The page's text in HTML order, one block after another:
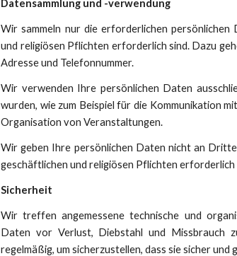
Datensammlung und -verwendung
Wir sammeln nur die erforderlichen
und religiösen Pflichten erforderlich sind. Dazu
Adresse und Telefonnummer.
Wir verwenden Ihre persönlichen Daten
wurden, wie zum Beispiel für die Kommunikation
Organisation von Veranstaltungen.
Wir geben Ihre persönlichen Daten nicht an
geschäftlichen und religiösen Pflichten
Sicherheit
Wir treffen angemessene technische und
Daten vor Verlust, Diebstahl und Missbrauch
regelmäßig, um sicherzustellen, dass sie sicher und